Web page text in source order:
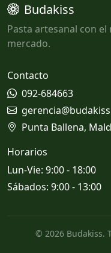
Budakiss
Pasta artesanal con
mercado.
Contacto
092-684663
Punta Ballena,
Horarios
Lun-Vie: 9:00 - 18:00
Sábados: 9:00 - 13:00
© 2026 Budakiss.